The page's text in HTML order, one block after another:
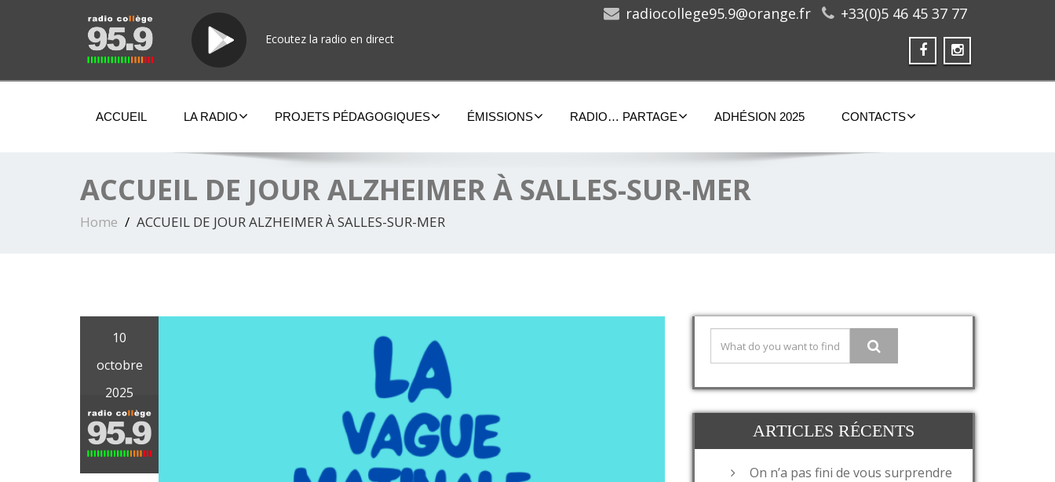
Ecoutez la radio en direct
radiocollege95.9@orange.fr +33(0)5 46 45 37 77
ACCUEIL LA RADIO PROJETS PÉDAGOGIQUES ÉMISSIONS RADIO… PARTAGE ADHÉSION 2025 CONTACTS
ACCUEIL DE JOUR ALZHEIMER À SALLES-SUR-MER
Home ACCUEIL DE JOUR ALZHEIMER À SALLES-SUR-MER
10
octobre
2025
ARTICLES RÉCENTS
On n’a pas fini de vous surprendre